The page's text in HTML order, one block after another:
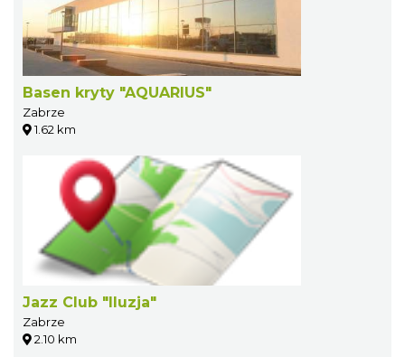
Basen kryty "AQUARIUS"
Zabrze
1.62 km
Jazz Club "Iluzja"
Zabrze
2.10 km